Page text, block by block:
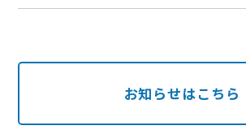
お知らせはこちら